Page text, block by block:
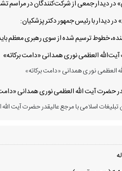
دیدار جمعی از شرکت‌کنندگان در مراسم
دیدار با رئیس جمهور دکتر پزشکیان:
کننده، خطوط ترسیم شده از سوی رهبری معظم
آیت‌الله العظمی نوری همدانی «دامت برکاته»
العظمی نوری همدانی «دامت برکاته»
آیت الله العظمی نوری همدانی «دامت
اسلامی با مرجع عالیقدر حضرت آیت الله